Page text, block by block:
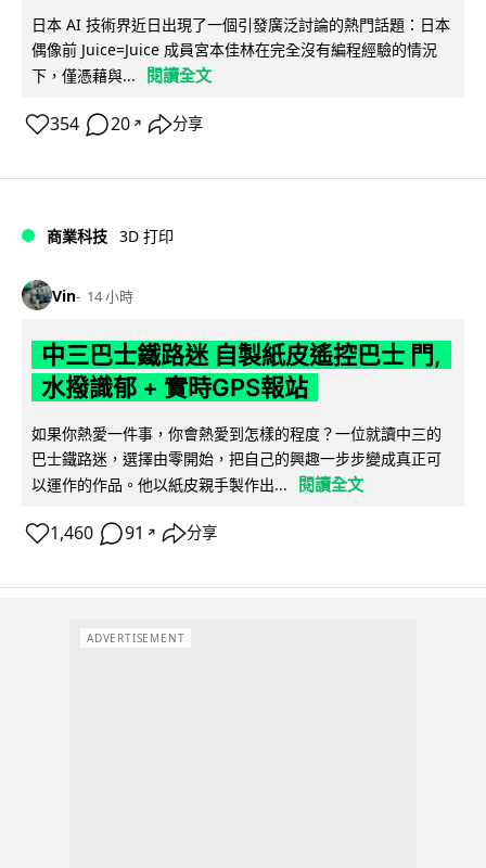
日本 AI 技術界近日出現了一個引發廣泛討論的熱門話題：日本
偶像前 Juice=Juice 成員宮本佳林在完全沒有編程經驗的情況
下，僅憑藉與...
閱讀全文
354 20 ↗ 分享
商業科技 3D 打印
Vin 14 小時
中三巴士鐵路迷 自製紙皮遙控巴士 門,
水撥識郁 + 實時GPS報站
如果你熱愛一件事，你會熱愛到怎樣的程度？一位就讀中三的
巴士鐵路迷，選擇由零開始，把自己的興趣一步步變成真正可
以運作的作品。他以紙皮親手製作出...
閱讀全文
1,460 91 ↗ 分享
ADVERTISEMENT